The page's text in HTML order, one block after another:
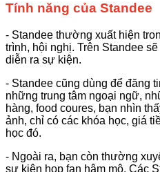
Tính năng của Standee
- Standee thường xuất hiện
trình, hội nghị. Trên Standee
diễn ra sự kiện.
- Standee cũng dùng để đăng
những trung tâm ngoại ngữ,
hàng, food coures, bạn nhìn
ảnh, chỉ có các khóa học, giá
học đó.
- Ngoài ra, bạn còn thường
sự kiện họp fan hâm mộ. Các